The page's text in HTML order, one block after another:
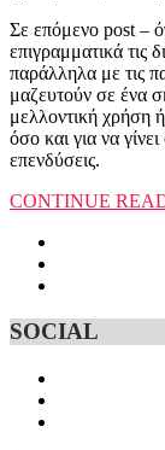
Σε επόμενο post –
επιγραμματικά τις
παράλληλα με τις
μαζευτούν σε ένα
μελλοντική χρήση
όσο και για να
επενδύσεις.
CONTINUE
SOCIAL